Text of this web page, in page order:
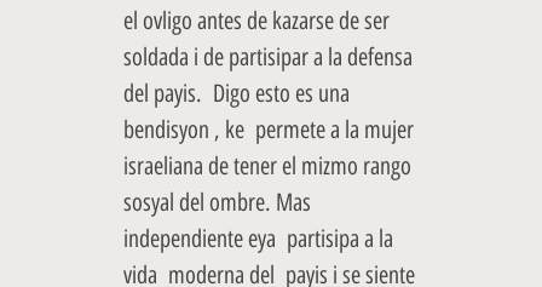
el ovligo antes de kazarse de ser
soldada i de partisipar a la defensa
del payis. Digo esto es una
bendisyon , ke permete a la mujer
israeliana de tener el mizmo rango
sosyal del ombre. Mas
independiente eya partisipa a la
vida moderna del payis i se siente